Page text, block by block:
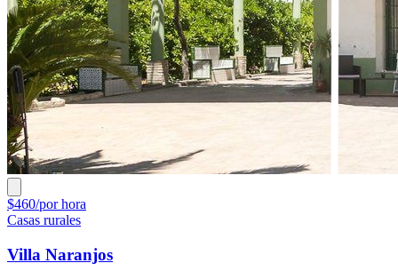
$460/por hora
Casas rurales
Villa Naranjos